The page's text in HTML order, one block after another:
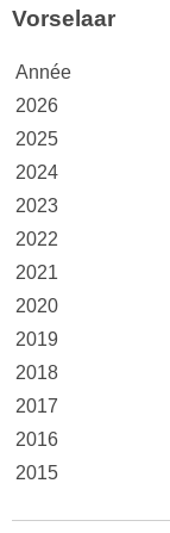
Vorselaar
Année
2026
2025
2024
2023
2022
2021
2020
2019
2018
2017
2016
2015